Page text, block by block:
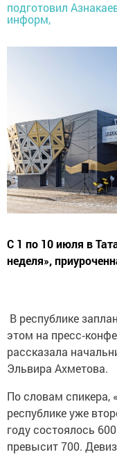
подготовил
информ,
С 1 по 10 июля в
неделя»,
В республике
этом на
рассказала
Эльвира Ахметова.
По словам спикера,
республике уже
году состоялось
превысит 700.